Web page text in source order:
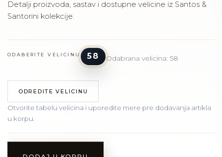
Detalji proizvoda, sastav i dostupne velicine iz Santos &
Santorini kolekcije.
ODABERITE VELICINU 58 Odabrana velicina: 58
ODREDITE VELICINU
Otvorite tabelu velicina i uporedite mere pre dodavanja artikla
u korpu.